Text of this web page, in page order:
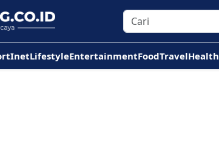
InetLifestyleEntertainmentFoodTravelHealth